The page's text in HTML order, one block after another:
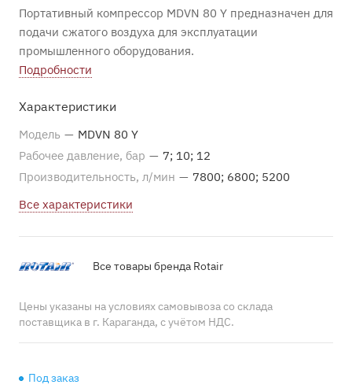
Портативный компрессор MDVN 80 Y предназначен для
подачи сжатого воздуха для эксплуатации
промышленного оборудования.
Подробности
Характеристики
Модель — MDVN 80 Y
Рабочее давление, бар — 7; 10; 12
Производительность, л/мин — 7800; 6800; 5200
Все характеристики
Все товары бренда Rotair
Цены указаны на условиях самовывоза со склада
поставщика в г. Караганда, с учётом НДС.
Под заказ